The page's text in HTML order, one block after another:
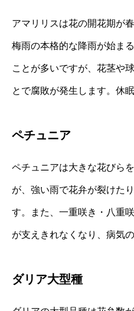
アマリリスは花の開花期が
梅雨の本格的な降雨が始ま
ことが多いですが、花茎や
とで腐敗が発生します。休
ペチュニア
ペチュニアは大きな花びら
が、強い雨で花弁が裂けた
す。また、一重咲き・八重
が支えきれなくなり、病気
ダリア大型種